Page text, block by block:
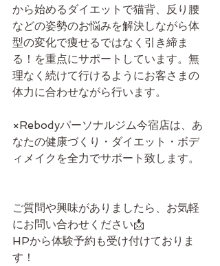
から始めるダイエットで猫背、反り腰
などの姿勢のお悩みを解決しながら体
型の変化で痩せるではなく引き締ま
る！を重点にサポートしています。無
理なく続けて行けるようにお客さまの
体力に合わせながら行います。
×Rebodyパーソナルジム今宿店は、あ
なたの健康づくり・ダイエット・ボデ
ィメイクを全力でサポート致します。
ご質問や興味がありましたら、お気軽
にお問い合わせください📩
HPから体験予約も受け付けておりま
す！